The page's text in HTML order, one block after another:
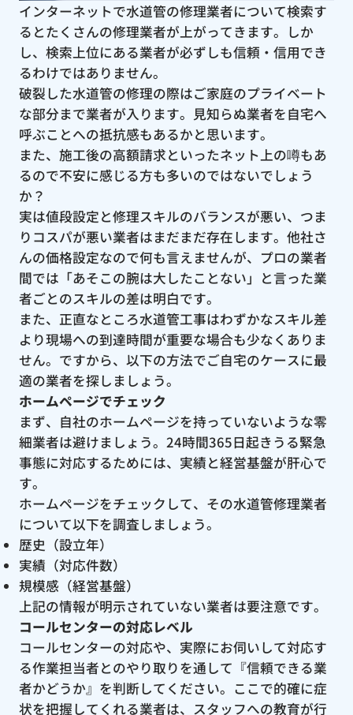
インターネットで水道管の修理業者について検索す
るとたくさんの修理業者が上がってきます。しか
し、検索上位にある業者が必ずしも信頼・信用でき
るわけではありません。
破裂した水道管の修理の際はご家庭のプライベート
な部分まで業者が入ります。見知らぬ業者を自宅へ
呼ぶことへの抵抗感もあるかと思います。
また、施工後の高額請求といったネット上の噂もあ
るので不安に感じる方も多いのではないでしょう
か？
実は値段設定と修理スキルのバランスが悪い、つま
りコスパが悪い業者はまだまだ存在します。他社さ
んの価格設定なので何も言えませんが、プロの業者
間では「あそこの腕は大したことない」と言った業
者ごとのスキルの差は明白です。
また、正直なところ水道管工事はわずかなスキル差
より現場への到達時間が重要な場合も少なくありま
せん。ですから、以下の方法でご自宅のケースに最
適の業者を探しましょう。
ホームページでチェック
まず、自社のホームページを持っていないような零
細業者は避けましょう。24時間365日起きうる緊急
事態に対応するためには、実績と経営基盤が肝心で
す。
ホームページをチェックして、その水道管修理業者
について以下を調査しましょう。
歴史（設立年）
実績（対応件数）
規模感（経営基盤）
上記の情報が明示されていない業者は要注意です。
コールセンターの対応レベル
コールセンターの対応や、実際にお伺いして対応す
る作業担当者とのやり取りを通して『信頼できる業
者かどうか』を判断してください。ここで的確に症
状を把握してくれる業者は、スタッフへの教育が行